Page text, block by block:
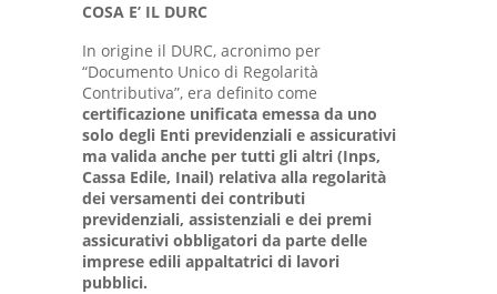
COSA E’ IL DURC
In origine il DURC, acronimo per
“Documento Unico di Regolarità
Contributiva”, era definito come
certificazione unificata emessa da uno
solo degli Enti previdenziali e assicurativi
ma valida anche per tutti gli altri (Inps,
Cassa Edile, Inail) relativa alla regolarità
dei versamenti dei contributi
previdenziali, assistenziali e dei premi
assicurativi obbligatori da parte delle
imprese edili appaltatrici di lavori
pubblici.